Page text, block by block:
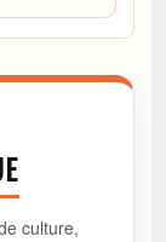
culture,